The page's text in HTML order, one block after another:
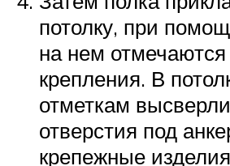
потолку, при
на нем
крепления. В
отметкам
отверстия под
крепежные